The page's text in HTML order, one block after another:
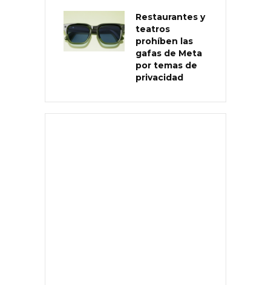
Restaurantes y
teatros
prohíben las
gafas de Meta
por temas de
privacidad